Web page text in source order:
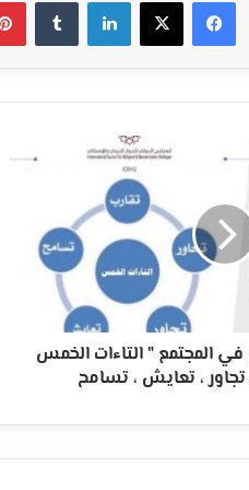
المجتمع " التاءات الخمس
تجاور ، تعايش ، تسامح